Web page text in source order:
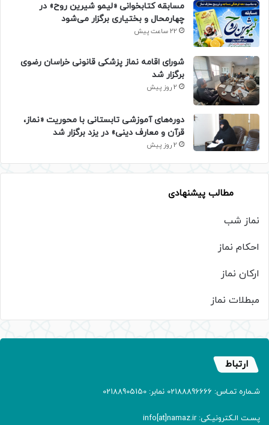
مسابقه کتابخوانی «لیمو شیرین روح» در
چهارمحال و بختیاری برگزار می‌شود
22 ساعت پیش
شورای اقامه نماز پزشکی قانونی خراسان رضوی
برگزار شد
2 روز پیش
دوره‌های آموزشی تابستانی با محوریت «نماز،
قرآن و معارف دینی» در یزد برگزار شد
2 روز پیش
مطالب پیشنهادی
نماز شب
احکام نماز
ارکان نماز
مبطلات نماز
ارتباط
شـماره تمـاس: 02188896666 نمابر: 02188905150
پسـت الـکترونیـکی: info[at]namaz.ir